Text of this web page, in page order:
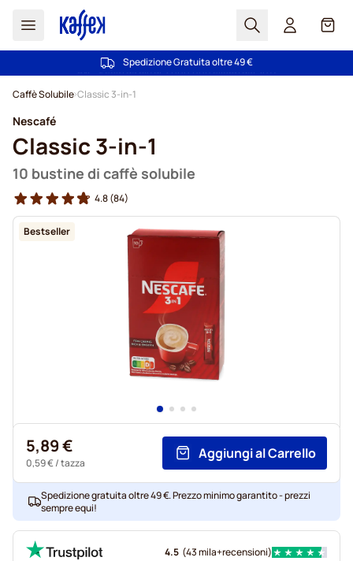
Search
Spedizione Gratuita oltre 49 €
100 giorni di diritto di recesso
Caffè Solubile Classic 3-in-1
Bestseller
Nescafé
Classic 3-in-1
10 bustine di caffè solubile
4.8(84)
5,89 €
0,59 €/ tazza
Aggiungi al Carrello
Spedizione gratuita oltre 49 €. Prezzo minimo garantito - prezzi
sempre equi!
4.5 (43 mila+recensioni)